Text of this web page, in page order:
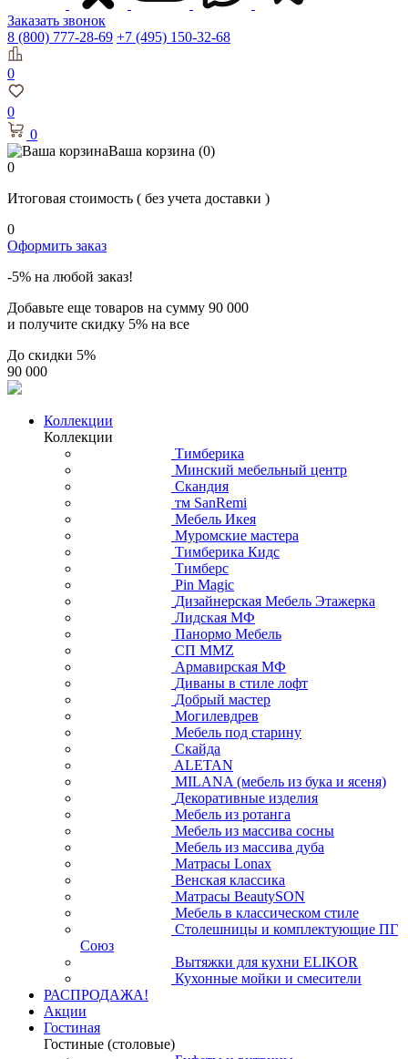
Заказать звонок
8 (800) 777-28-69 +7 (495) 150-32-68
0
0
0
Ваша корзина (0)
0
Итоговая стоимость ( без учета доставки )
0
Оформить заказ
-5% на любой заказ!
Добавьте еще товаров на сумму 90 000
и получите скидку 5% на все
До скидки 5%
90 000
Коллекции
Коллекции
Тимберика
Минский мебельный центр
Скандия
тм SanRemi
Мебель Икея
Муромские мастера
Тимберика Кидс
Тимберс
Pin Magic
Дизайнерская Мебель Этажерка
Лидская МФ
Панормо Мебель
СП ММZ
Армавирская МФ
Диваны в стиле лофт
Добрый мастер
Могилевдрев
Мебель под старину
Скайда
ALETAN
MILANA (мебель из бука и ясеня)
Декоративные изделия
Мебель из ротанга
Мебель из массива сосны
Мебель из массива дуба
Матрасы Lonax
Венская классика
Матрасы BeautySON
Мебель в классическом стиле
Столешницы и комплектующие ПГ
Союз
Вытяжки для кухни ELIKOR
Кухонные мойки и смесители
РАСПРОДАЖА!
Акции
Гостиная
Гостиные (столовые)